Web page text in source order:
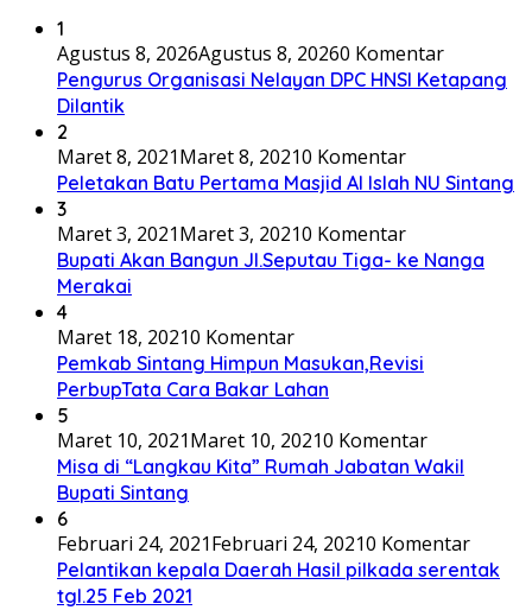
1
Agustus 8, 2026Agustus 8, 20260 Komentar
Pengurus Organisasi Nelayan DPC HNSI Ketapang
Dilantik
2
Maret 8, 2021Maret 8, 20210 Komentar
Peletakan Batu Pertama Masjid Al Islah NU Sintang
3
Maret 3, 2021Maret 3, 20210 Komentar
Bupati Akan Bangun Jl.Seputau Tiga- ke Nanga
Merakai
4
Maret 18, 20210 Komentar
Pemkab Sintang Himpun Masukan,Revisi
PerbupTata Cara Bakar Lahan
5
Maret 10, 2021Maret 10, 20210 Komentar
Misa di “Langkau Kita” Rumah Jabatan Wakil
Bupati Sintang
6
Februari 24, 2021Februari 24, 20210 Komentar
Pelantikan kepala Daerah Hasil pilkada serentak
tgl.25 Feb 2021